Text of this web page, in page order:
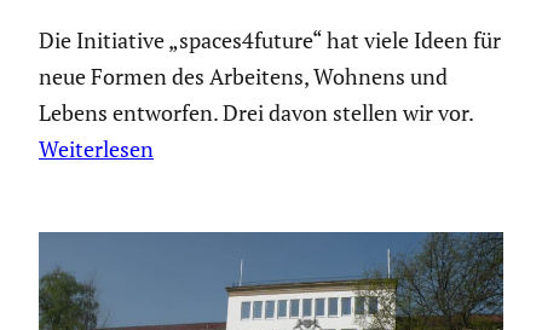
Die Initiative „spaces4future“ hat viele Ideen für
neue Formen des Arbeitens, Wohnens und
Lebens entworfen. Drei davon stellen wir vor.
Weiterlesen